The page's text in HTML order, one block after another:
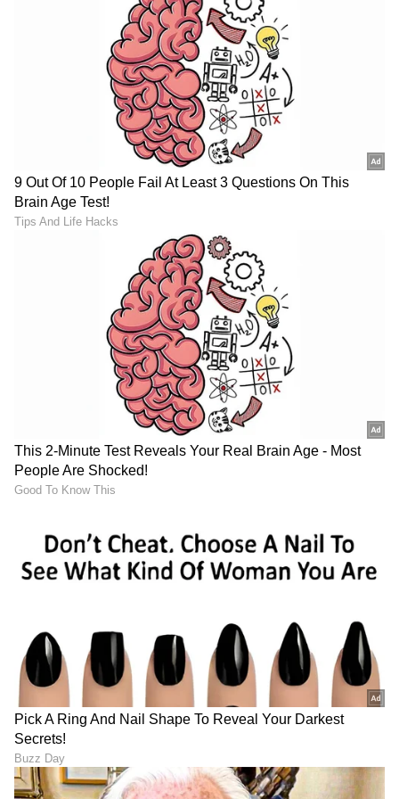
ನಂತರ ದ್ವಿತೀಯಾರ್ಧದ 67ನೇ ನಿಮಿಷದಲ್ಲಿ ಸ್ಟಾರ್ ಸ್ಟ್ರೈಕರ್
'ರೌಲ್ ಹಿಮೆನೆಜ್' ಎರಡನೇ ಗೋಲು ಬಾರಿಸಿ ತಂಡಕ್ಕೆ 2-0
ಅಂತರದ ಜಯ ತಂದುಕೊಟ್ಟರು. ದಕ್ಷಿಣ ಆಫ್ರಿಕಾ ಗೋಲಿನ
ಕಡೆಗೆ 16 ಶಾಟ್‌ಗಳನ್ನು ಹೊಡೆದರೂ ಸಹ, ಮೆಕ್ಸಿಕೋದ ಬಲಿಷ್ಠ
ರಕ್ಷಣಾ ಕೋಟೆಯನ್ನು ಭೇದಿಸಲು ಸಾಧ್ಯವಾಗಲಿಲ್ಲ.
LATEST VIDEOS
ಕ್ರಿಕೆಟ್ ಮತ್ತು ಕ್ರೀಡಾ ಜಗತ್ತಿನ (
Sports News in
Kannada ) ಕ್ಷಣಕ್ಷಣದ ಕನ್ನಡ ಸುದ್ದಿ ಅಪ್ಡೇಟ್‌ಗಳಿಗಾಗಿ
ಏಷ್ಯಾನೆಟ್ ಸುವರ್ಣ ನ್ಯೂಸ್‌ ಫಾಲೋ ಮಾಡಿ.
Liveಸೇರಿದಂತೆ ಟೀಂ ಇಂಡಿಯಾದ ಬ್ರೇಕಿಂಗ್ ಸುದ್ದಿ
(Cricket News in Kannada ), ವಿಶೇಷ ವರದಿಗಳು